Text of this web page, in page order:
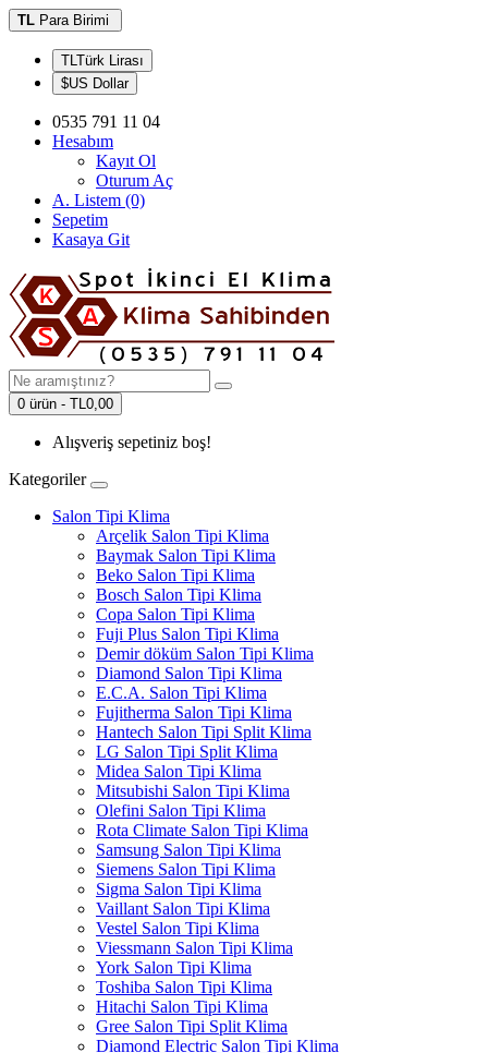
TL Para Birimi
TLTürk Lirası
$US Dollar
0535 791 11 04
Hesabım
Kayıt Ol
Oturum Aç
A. Listem (0)
Sepetim
Kasaya Git
0 ürün - TL0,00
Alışveriş sepetiniz boş!
Kategoriler
Salon Tipi Klima
Arçelik Salon Tipi Klima
Baymak Salon Tipi Klima
Beko Salon Tipi Klima
Bosch Salon Tipi Klima
Copa Salon Tipi Klima
Fuji Plus Salon Tipi Klima
Demir döküm Salon Tipi Klima
Diamond Salon Tipi Klima
E.C.A. Salon Tipi Klima
Fujitherma Salon Tipi Klima
Hantech Salon Tipi Split Klima
LG Salon Tipi Split Klima
Midea Salon Tipi Klima
Mitsubishi Salon Tipi Klima
Olefini Salon Tipi Klima
Rota Climate Salon Tipi Klima
Samsung Salon Tipi Klima
Siemens Salon Tipi Klima
Sigma Salon Tipi Klima
Vaillant Salon Tipi Klima
Vestel Salon Tipi Klima
Viessmann Salon Tipi Klima
York Salon Tipi Klima
Toshiba Salon Tipi Klima
Hitachi Salon Tipi Klima
Gree Salon Tipi Split Klima
Diamond Electric Salon Tipi Klima